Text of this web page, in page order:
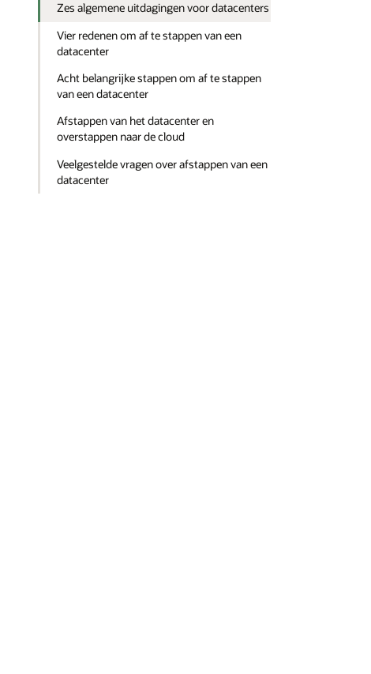
Zes algemene uitdagingen voor datacenters
Vier redenen om af te stappen van een
datacenter
Acht belangrijke stappen om af te stappen
van een datacenter
Afstappen van het datacenter en
overstappen naar de cloud
Veelgestelde vragen over afstappen van een
datacenter